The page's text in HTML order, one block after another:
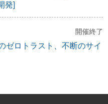
発]
開催終了
ゼロトラスト、不断のサイ